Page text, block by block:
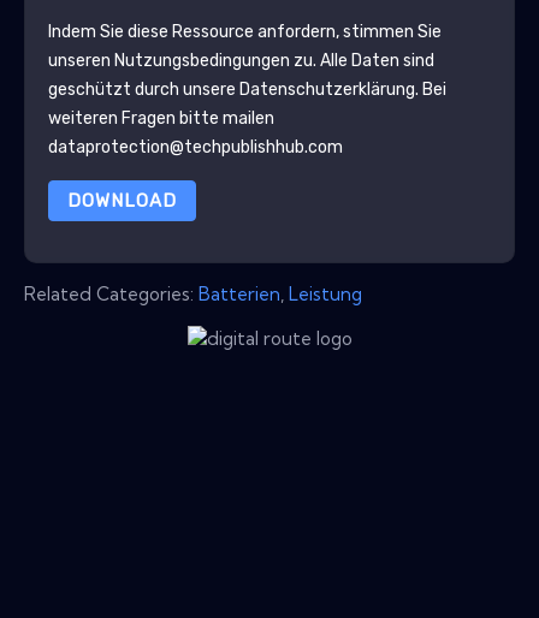
Indem Sie diese Ressource anfordern, stimmen Sie
unseren Nutzungsbedingungen zu. Alle Daten sind
geschützt durch unsere Datenschutzerklärung. Bei
weiteren Fragen bitte mailen
dataprotection@techpublishhub.com
DOWNLOAD
Related Categories: Batterien Leistung